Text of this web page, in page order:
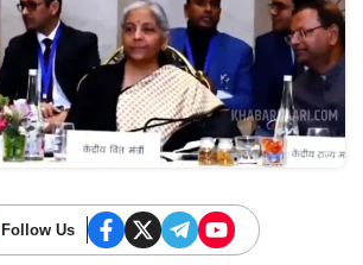
Follow Us